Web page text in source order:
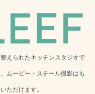
えられたキッチンスタジオで
ムービー・スチール撮影はも
ただけます。